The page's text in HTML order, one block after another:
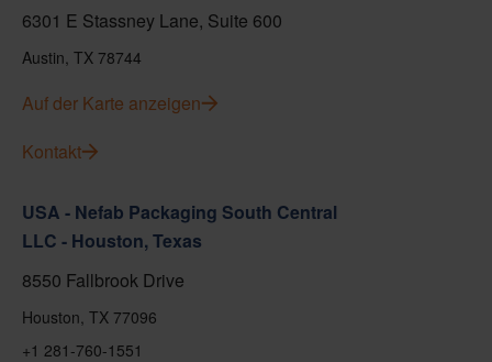
6301 E Stassney Lane, Suite 600
Austin, TX 78744
Auf der Karte anzeigen
Kontakt
USA - Nefab Packaging South Central
LLC - Houston, Texas
8550 Fallbrook Drive
Houston, TX 77096
+1 281-760-1551